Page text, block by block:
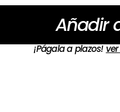
Añadir
¡Págala a plazos!